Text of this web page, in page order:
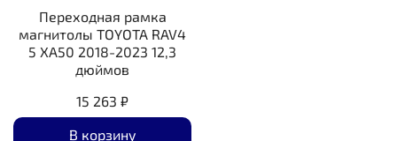
Переходная рамка
магнитолы TOYOTA RAV4
5 XA50 2018-2023 12,3
дюймов
15 263 ₽
В корзину